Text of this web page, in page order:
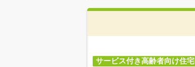
サービス付き高齢者向け住宅